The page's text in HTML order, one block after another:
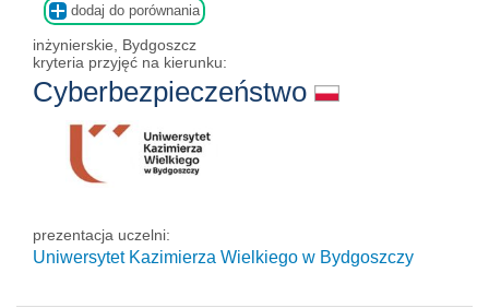
dodaj do porównania
inżynierskie, Bydgoszcz
kryteria przyjęć na kierunku:
Cyberbezpieczeństwo
prezentacja uczelni:
Uniwersytet Kazimierza Wielkiego w Bydgoszczy